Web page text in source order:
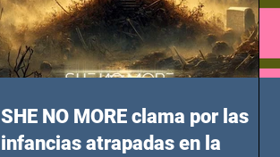
SHE NO MORE clama por las
infancias atrapadas en la